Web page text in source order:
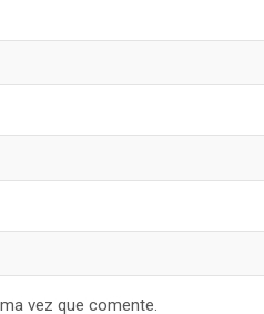
vez que comente.